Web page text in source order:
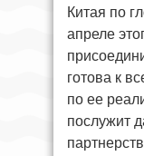
Китая по
апреле
готова к
по ее
послужит